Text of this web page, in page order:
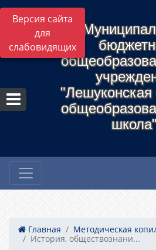
Версия сайта
для
слабовидящих
"Лешуконская
Главная
Методическая
История, обществознани...